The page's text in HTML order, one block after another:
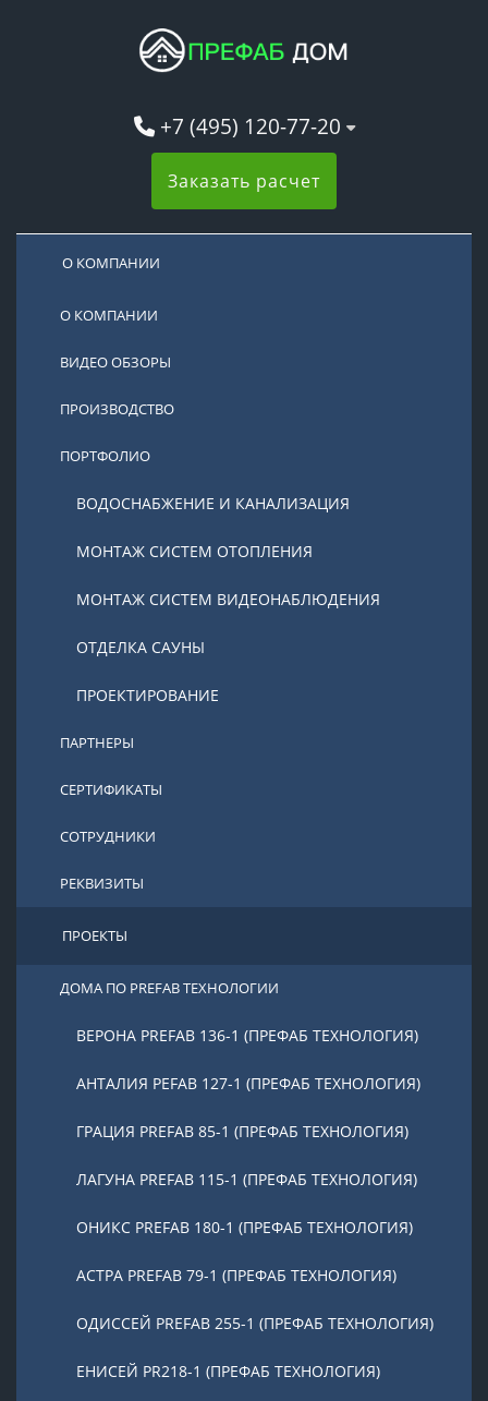
+7 (495) 120-77-20
Заказать расчет
О КОМПАНИИ
О КОМПАНИИ
ВИДЕО ОБЗОРЫ
ПРОИЗВОДСТВО
ПОРТФОЛИО
ВОДОСНАБЖЕНИЕ И КАНАЛИЗАЦИЯ
МОНТАЖ СИСТЕМ ОТОПЛЕНИЯ
МОНТАЖ СИСТЕМ ВИДЕОНАБЛЮДЕНИЯ
ОТДЕЛКА САУНЫ
ПРОЕКТИРОВАНИЕ
ПАРТНЕРЫ
СЕРТИФИКАТЫ
СОТРУДНИКИ
РЕКВИЗИТЫ
ПРОЕКТЫ
ДОМА ПО PREFAB ТЕХНОЛОГИИ
ВЕРОНА PREFAB 136-1 (ПРЕФАБ ТЕХНОЛОГИЯ)
АНТАЛИЯ PEFAB 127-1 (ПРЕФАБ ТЕХНОЛОГИЯ)
ГРАЦИЯ PREFAB 85-1 (ПРЕФАБ ТЕХНОЛОГИЯ)
ЛАГУНА PREFAB 115-1 (ПРЕФАБ ТЕХНОЛОГИЯ)
ОНИКС PREFAB 180-1 (ПРЕФАБ ТЕХНОЛОГИЯ)
АСТРА PREFAB 79-1 (ПРЕФАБ ТЕХНОЛОГИЯ)
ОДИССЕЙ PREFAB 255-1 (ПРЕФАБ ТЕХНОЛОГИЯ)
ЕНИСЕЙ PR218-1 (ПРЕФАБ ТЕХНОЛОГИЯ)